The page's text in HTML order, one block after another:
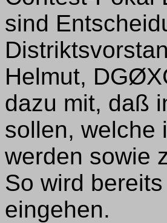
sind
Helmut,
dazu mit, daß
sollen, welche
werden sowie
So wird
eingehen.